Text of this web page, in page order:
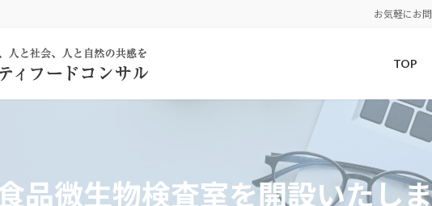
お気軽にお
TOP
品微生物検査室を開設いたし